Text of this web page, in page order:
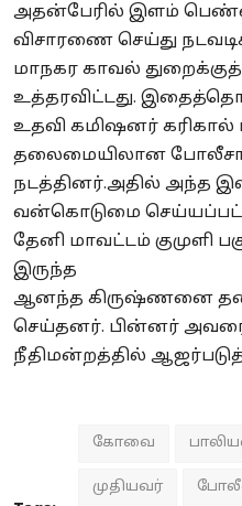
அதன்பேரில் இளம்
விசாரணை செய்து
மாநகர காவல் துறைக்குத்
உத்தரவிட்டது.
உதவி கமிஷனர் கரிகால்
தலைமையிலான
நடத்தினர்.அதில் அந்த
வன்கொடுமை
தேனி மாவட்டம் குமுளி
இருந்த
ஆனந்த கிருஷ்ணனை
செய்தனர். பின்னர்
நீதிமன்றத்தில்
கோவை
முதியவர்